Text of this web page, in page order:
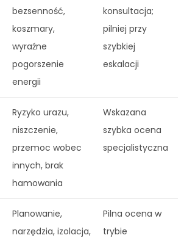
bezsenność,
koszmary,
wyraźne
pogorszenie
energii
konsultacja;
pilniej przy
szybkiej
eskalacji
Ryzyko urazu,
niszczenie,
przemoc wobec
innych, brak
hamowania
Wskazana
szybka ocena
specjalistyczna
Planowanie,
narzędzia, izolacja,
Pilna ocena w
trybie